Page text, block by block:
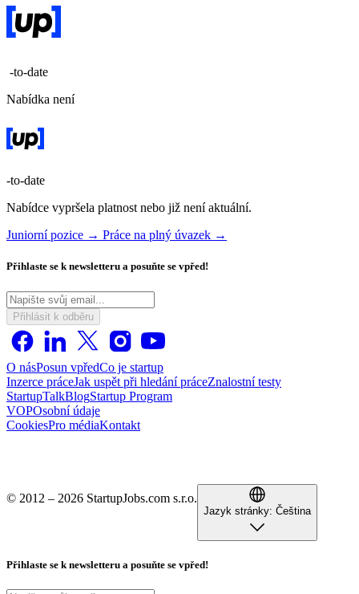
-to-date
Nabídka není
-to-date
Nabídce vypršela platnost nebo již není aktuální.
Juniorní pozice → Práce na plný úvazek →
Přihlaste se k newsletteru a posuňte se vpřed!
Přihlásit k odběru
O násPosun vpředCo je startup
Inzerce práceJak uspět při hledání práceZnalostní testy
StartupTalkBlogStartup Program
VOPOsobní údaje
CookiesPro médiaKontakt
© 2012 – 2026 StartupJobs.com s.r.o.
Jazyk stránky: Čeština
Přihlaste se k newsletteru a posuňte se vpřed!